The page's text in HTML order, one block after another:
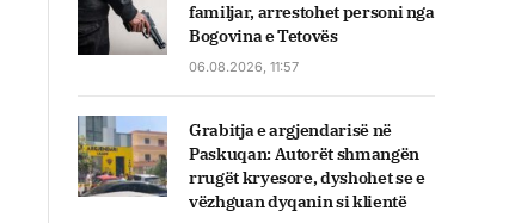
familjar, arrestohet personi nga
Bogovina e Tetovës
06.08.2026, 11:57
Grabitja e argjendarisë në
Paskuqan: Autorët shmangën
rrugët kryesore, dyshohet se e
vëzhguan dyqanin si klientë